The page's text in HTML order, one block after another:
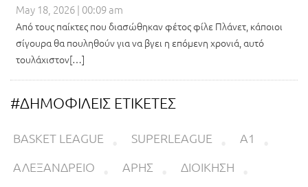
May 18, 2026 | 00:09 am
Από τους παίκτες που διασώθηκαν φέτος φίλε Πλάνετ, κάποιοι
σίγουρα θα πουληθούν για να βγει η επόμενη χρονιά, αυτό
τουλάχιστον[…]
#ΔΗΜΟΦΙΛΕΙΣ ΕΤΙΚΕΤΕΣ
BASKET LEAGUE SUPERLEAGUE
Α1
ΑΛΕΞΑΝΔΡΕΙΟ
ΑΡΗΣ
ΔΙΟΙΚΗΣΗ